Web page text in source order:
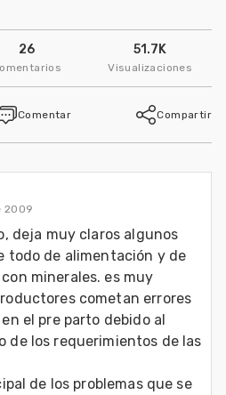
26 51.7K
Visualizaciones
Comentar Compartir
2009
deja muy claros algunos
todo de alimentación y de
minerales. es muy
cometan errores
el pre parto debido al
de los requerimientos de las
de los problemas que se